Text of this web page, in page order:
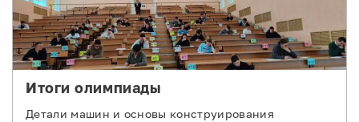
Итоги олимпиады
Детали машин и основы конструирования